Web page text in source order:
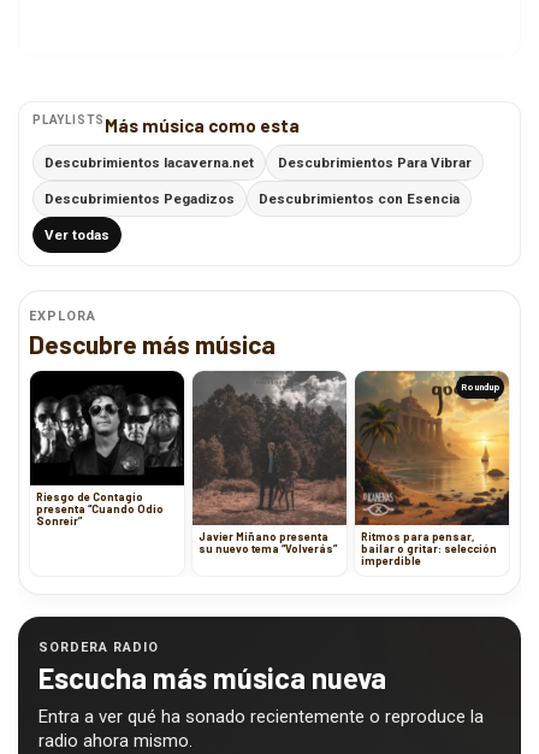
PLAYLISTS Más música como esta
Descubrimientos lacaverna.net Descubrimientos Para Vibrar
Descubrimientos Pegadizos Descubrimientos con Esencia
Ver todas
EXPLORA
Descubre más música
Riesgo de Contagio
presenta “Cuando Odio
Sonreír”
Javier Miñano presenta
su nuevo tema “Volverás”
Roundup
Ritmos para pensar,
bailar o gritar: selección
imperdible
SORDERA RADIO
Escucha más música nueva
Entra a ver qué ha sonado recientemente o reproduce la
radio ahora mismo.